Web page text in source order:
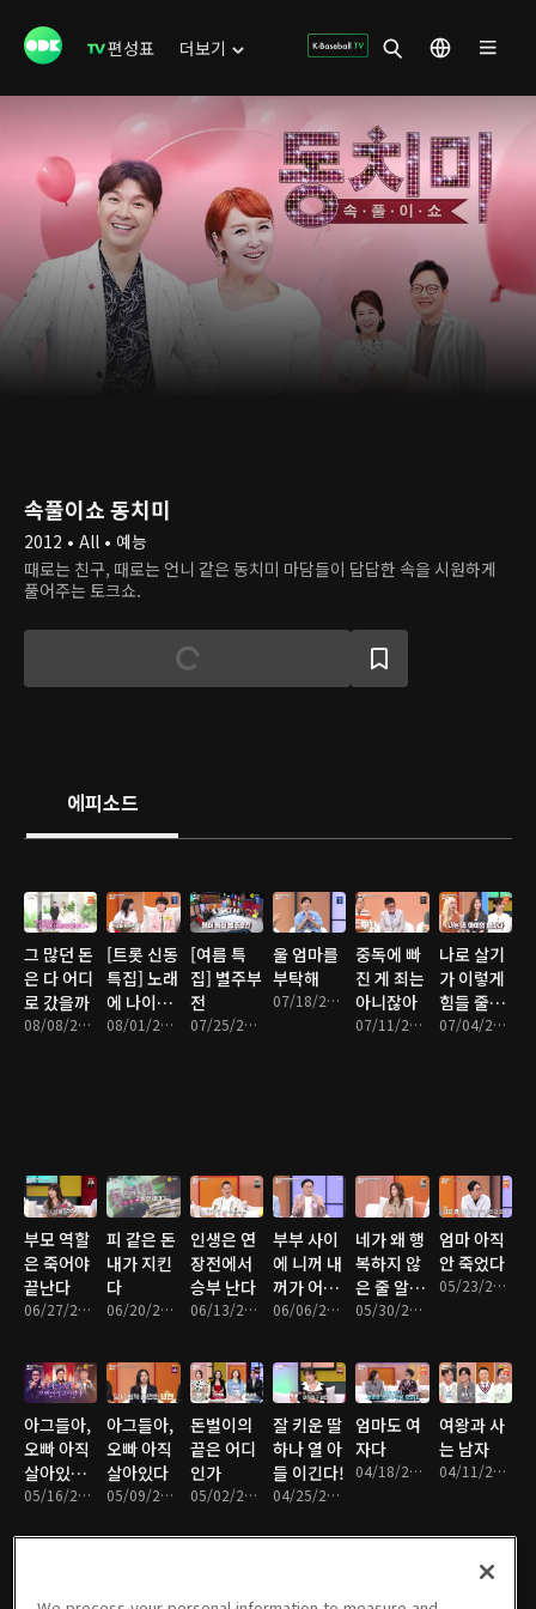
편성표 더보기
속풀이쇼 동치미
2012 • All • 예능
때로는 친구, 때로는 언니 같은 동치미 마담들이 답답한 속을 시원하게
풀어주는 토크쇼.
에피소드
그 많던 돈
은 다 어디
로 갔을까
08/08/2026 • 1시간 20분
[트롯 신동
특집] 노래
에 나이가
있나요 08/01/2026 • 1시간 23분
[여름 특
집] 별주부
전
07/25/2026 • 1시간 22분
울 엄마를
부탁해
07/18/2026 • 1시간 23분
중독에 빠
진 게 죄는
아니잖아
07/11/2026 • 1시간 19분
나로 살기
가 이렇게
힘들 줄이
야
07/04/2026 • 1시간 20분
부모 역할
은 죽어야
끝난다
06/27/2026 • 1시간 20분
피 같은 돈
내가 지킨
다
06/20/2026 • 1시간 22분
인생은 연
장전에서
승부 난다
06/13/2026 • 1시간 22분
부부 사이
에 니꺼 내
꺼가 어딨
냐
06/06/2026 • 1시간 22분
네가 왜 행
복하지 않
은 줄 알
아?
05/30/2026 • 1시간 21분
엄마 아직
안 죽었다
05/23/2026 • 1시간 21분
아그들아,
오빠 아직
살아있다
2부
05/16/2026 • 1시간 23분
아그들아,
오빠 아직
살아있다
05/09/2026 • 1시간 20분
돈벌이의
끝은 어디
인가
05/02/2026 • 1시간 24분
잘 키운 딸
하나 열 아
들 이긴다!
04/25/2026 • 1시간 20분
엄마도 여
자다
04/18/2026 • 1시간 23분
여왕과 사
는 남자
04/11/2026 • 1시간 22분